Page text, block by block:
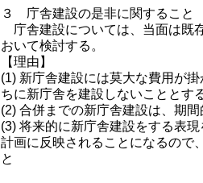
３ 庁舎建設の是非に関すること
庁舎建設については、当面は既
おいて検討する。
【理由】
(1) 新庁舎建設には莫大な費用が
ちに新庁舎を建設しないこととす
(2) 合併までの新庁舎建設は、期
(3) 将来的に新庁舎建設をする表
計画に反映されることになるので
と